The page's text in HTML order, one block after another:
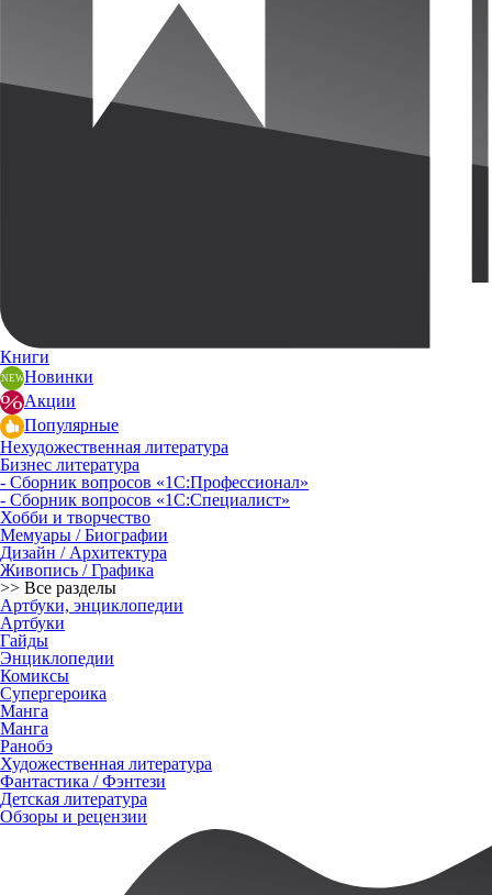
Книги
Новинки
Акции
Популярные
Нехудожественная литература
Бизнес литература
- Сборник вопросов «1С:Профессионал»
- Сборник вопросов «1С:Специалист»
Хобби и творчество
Мемуары / Биографии
Дизайн / Архитектура
Живопись / Графика
>> Все разделы
Артбуки, энциклопедии
Артбуки
Гайды
Энциклопедии
Комиксы
Супергероика
Манга
Манга
Ранобэ
Художественная литература
Фантастика / Фэнтези
Детская литература
Обзоры и рецензии